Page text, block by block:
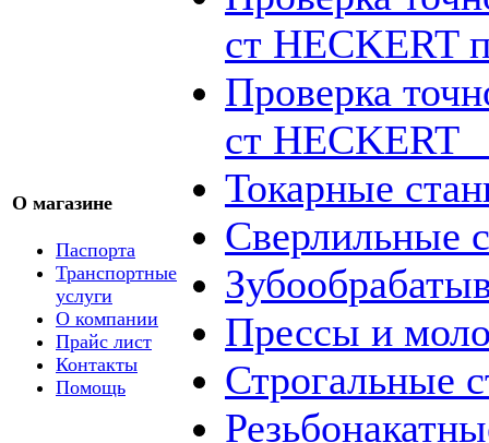
О магазине
Паспорта
Транспортные
услуги
О компании
Прайс лист
Контакты
Помощь
ст HECKERT
Проверка
ст HECKERT
Токарные
Сверлильные
Прессы и
Строгальные